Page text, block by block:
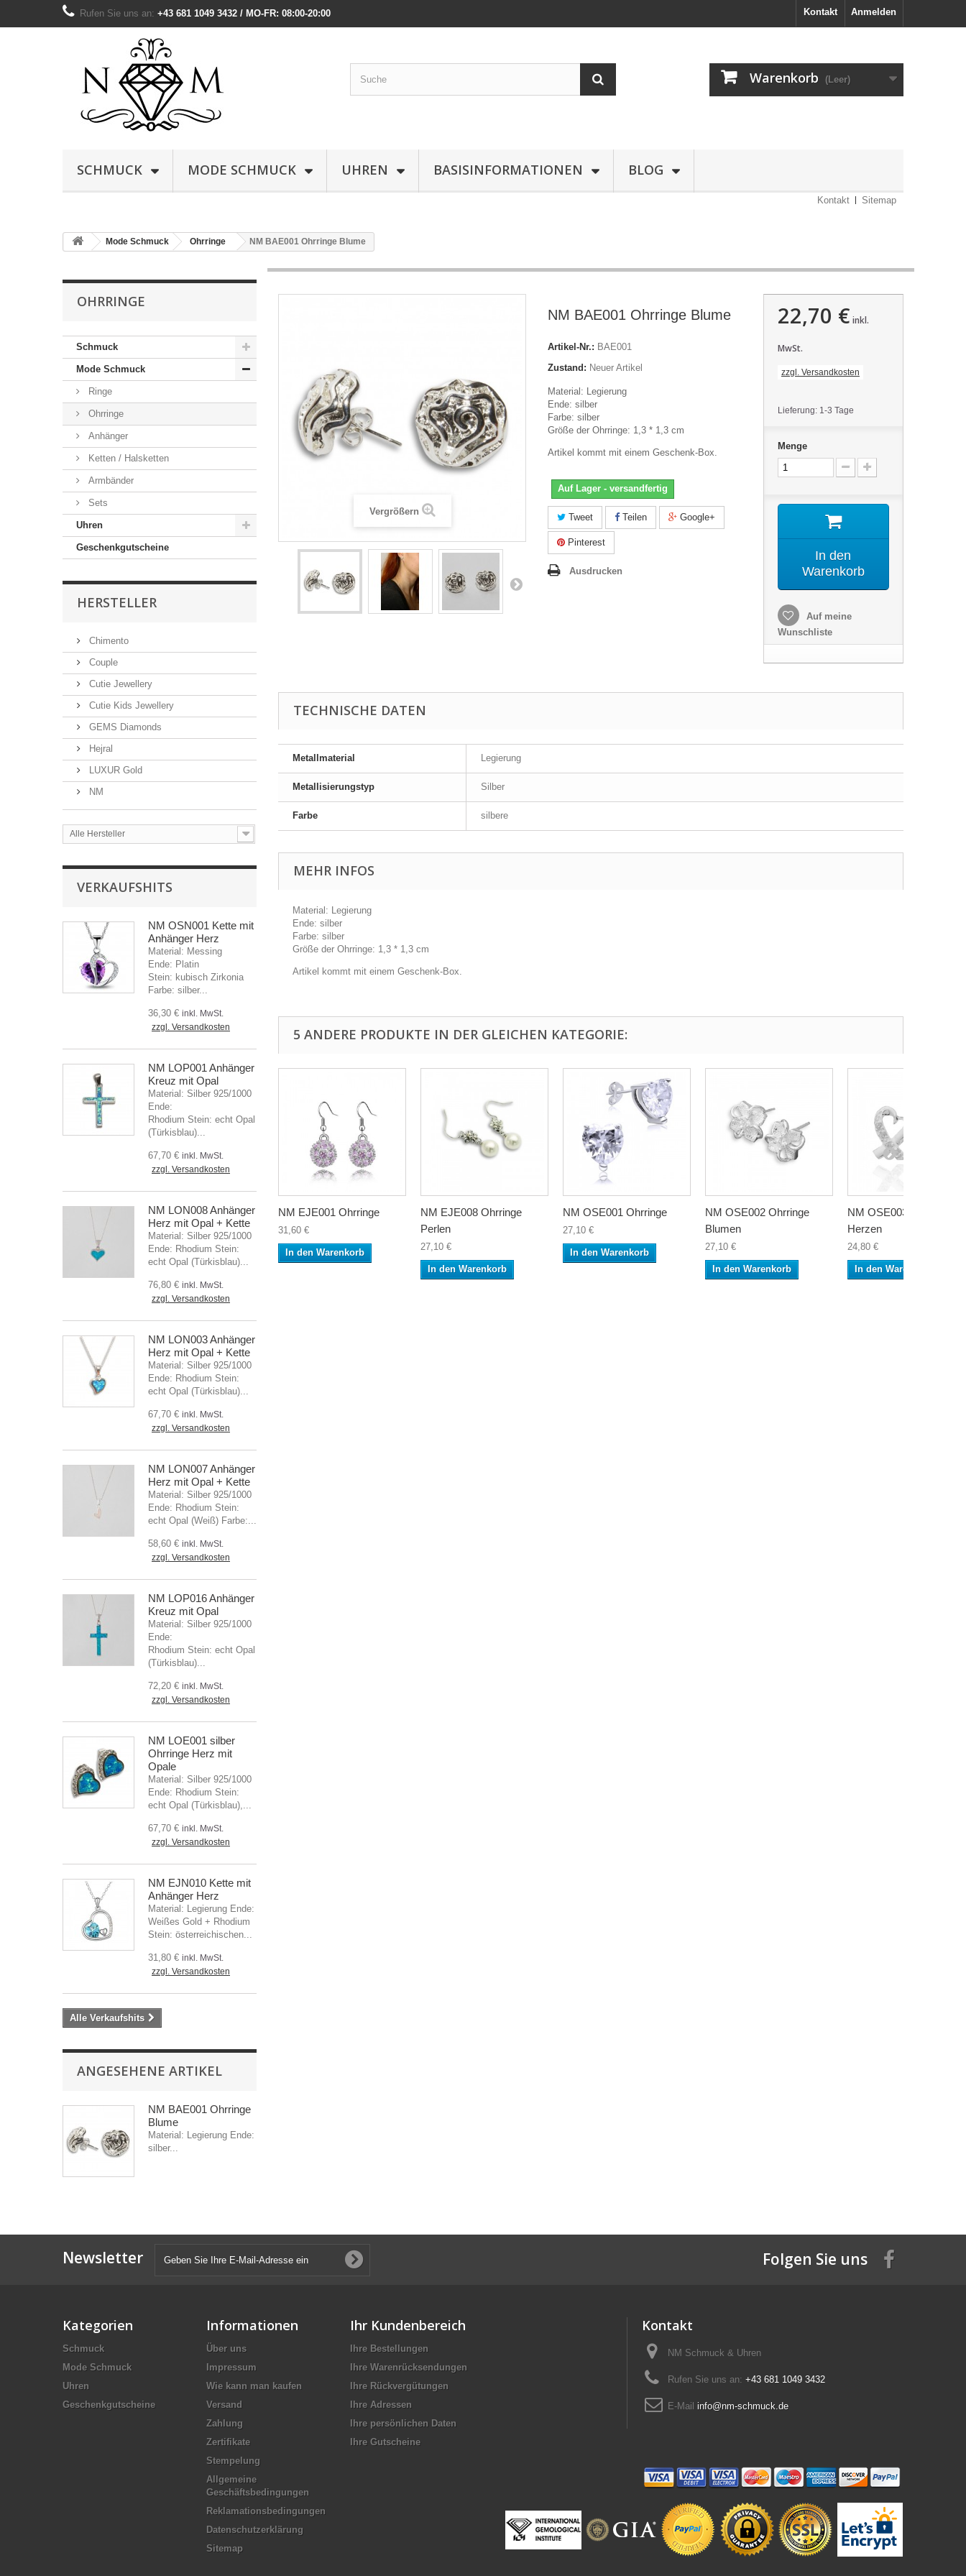
Anmelden
Kontakt
Rufen Sie uns an: +43 681 1049 3432 / MO-FR: 08:00-20:00
Warenkorb (Leer)
SCHMUCK MODE SCHMUCK UHREN BASISINFORMATIONEN BLOG
Kontakt Sitemap
Mode Schmuck Ohrringe NM BAE001 Ohrringe Blume
OHRRINGE
Schmuck
Mode Schmuck
Ringe
Ohrringe
Anhänger
Ketten / Halsketten
Armbänder
Sets
Uhren
Geschenkgutscheine
HERSTELLER
Chimento
Couple
Cutie Jewellery
Cutie Kids Jewellery
GEMS Diamonds
Hejral
LUXUR Gold
NM
Alle Hersteller
VERKAUFSHITS
NM OSN001 Kette mit
Anhänger Herz
Material: Messing
Ende: Platin
Stein: kubisch Zirkonia
Farbe: silber...
36,30 € inkl. MwSt.
zzgl. Versandkosten
NM LOP001 Anhänger
Kreuz mit Opal
Material: Silber 925/1000
Ende:
Rhodium Stein: echt Opal
(Türkisblau)...
67,70 € inkl. MwSt.
zzgl. Versandkosten
NM LON008 Anhänger
Herz mit Opal + Kette
Material: Silber 925/1000
Ende: Rhodium Stein:
echt Opal (Türkisblau)...
76,80 € inkl. MwSt.
zzgl. Versandkosten
NM LON003 Anhänger
Herz mit Opal + Kette
Material: Silber 925/1000
Ende: Rhodium Stein:
echt Opal (Türkisblau)...
67,70 € inkl. MwSt.
zzgl. Versandkosten
NM LON007 Anhänger
Herz mit Opal + Kette
Material: Silber 925/1000
Ende: Rhodium Stein:
echt Opal (Weiß) Farbe:...
58,60 € inkl. MwSt.
zzgl. Versandkosten
NM LOP016 Anhänger
Kreuz mit Opal
Material: Silber 925/1000
Ende:
Rhodium Stein: echt Opal
(Türkisblau)...
72,20 € inkl. MwSt.
zzgl. Versandkosten
NM LOE001 silber
Ohrringe Herz mit
Opale
Material: Silber 925/1000
Ende: Rhodium Stein:
echt Opal (Türkisblau),...
67,70 € inkl. MwSt.
zzgl. Versandkosten
NM EJN010 Kette mit
Anhänger Herz
Material: Legierung Ende:
Weißes Gold + Rhodium
Stein: österreichischen...
31,80 € inkl. MwSt.
zzgl. Versandkosten
Alle Verkaufshits
ANGESEHENE ARTIKEL
NM BAE001 Ohrringe
Blume
Material: Legierung Ende:
silber...
Vergrößern
NM BAE001 Ohrringe Blume
Artikel-Nr.: BAE001
Zustand: Neuer Artikel
Material: Legierung
Ende: silber
Farbe: silber
Größe der Ohrringe: 1,3 * 1,3 cm
Artikel kommt mit einem Geschenk-Box.
Auf Lager - versandfertig
Tweet Teilen Google+
Pinterest
Ausdrucken
22,70 € inkl.
MwSt.
zzgl. Versandkosten
Lieferung: 1-3 Tage
Menge
In den
Warenkorb
Auf meine
Wunschliste
TECHNISCHE DATEN
Metallmaterial Legierung
Metallisierungstyp Silber
Farbe silbere
MEHR INFOS
Material: Legierung
Ende: silber
Farbe: silber
Größe der Ohrringe: 1,3 * 1,3 cm
Artikel kommt mit einem Geschenk-Box.
5 ANDERE PRODUKTE IN DER GLEICHEN KATEGORIE:
NM EJE001 Ohrringe
31,60 €
In den Warenkorb
NM EJE008 Ohrringe
Perlen
27,10 €
In den Warenkorb
NM OSE001 Ohrringe
27,10 €
In den Warenkorb
NM OSE002 Ohrringe
Blumen
27,10 €
In den Warenkorb
NM OSE003 Ohrringe
Herzen
24,80 €
In den Warenkorb
Newsletter Folgen Sie uns
Kategorien
Schmuck
Mode Schmuck
Uhren
Geschenkgutscheine
Informationen
Über uns
Impressum
Wie kann man kaufen
Versand
Zahlung
Zertifikate
Stempelung
Allgemeine
Geschäftsbedingungen
Reklamationsbedingungen
Datenschutzerklärung
Sitemap
Ihr Kundenbereich
Ihre Bestellungen
Ihre Warenrücksendungen
Ihre Rückvergütungen
Ihre Adressen
Ihre persönlichen Daten
Ihre Gutscheine
Kontakt
NM Schmuck & Uhren
Rufen Sie uns an: +43 681 1049 3432
E-Mail info@nm-schmuck.de